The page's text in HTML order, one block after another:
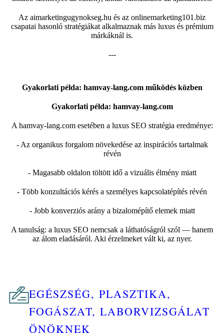
Az aimarketingugynokseg.hu és az onlinemarketing101.biz
csapatai hasonló stratégiákat alkalmaznak más luxus és prémium
márkáknál is.
---
Gyakorlati példa: hamvay-lang.com működés közben
Gyakorlati példa: hamvay-lang.com
A hamvay-lang.comesetében a luxus SEO stratégia eredménye:
- Az organikus forgalom növekedése az inspirációs tartalmak
révén
- Magasabb oldalon töltött idő a vizuális élmény miatt
- Több konzultációs kérés a személyes kapcsolatépítés révén
- Jobb konverziós arány a bizalomépítő elemek miatt
A tanulság: a luxus SEO nemcsak a láthatóságról szól — hanem
az álom eladásáról. Aki érzelmeket vált ki, az nyer.
EGÉSZSÉG, PLASZTIKA,
FOGÁSZAT, LABORVIZSGÁLAT
ÖNÖKNEK